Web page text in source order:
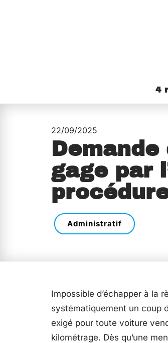
4
22/09/2025
gage par
Administratif
Impossible d’échapper à la
systématiquement un coup
exigé pour toute voiture
kilométrage. Dès qu’une